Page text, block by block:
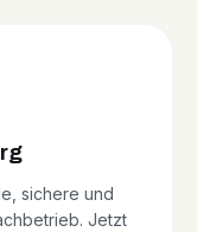
sichere und
Jetzt